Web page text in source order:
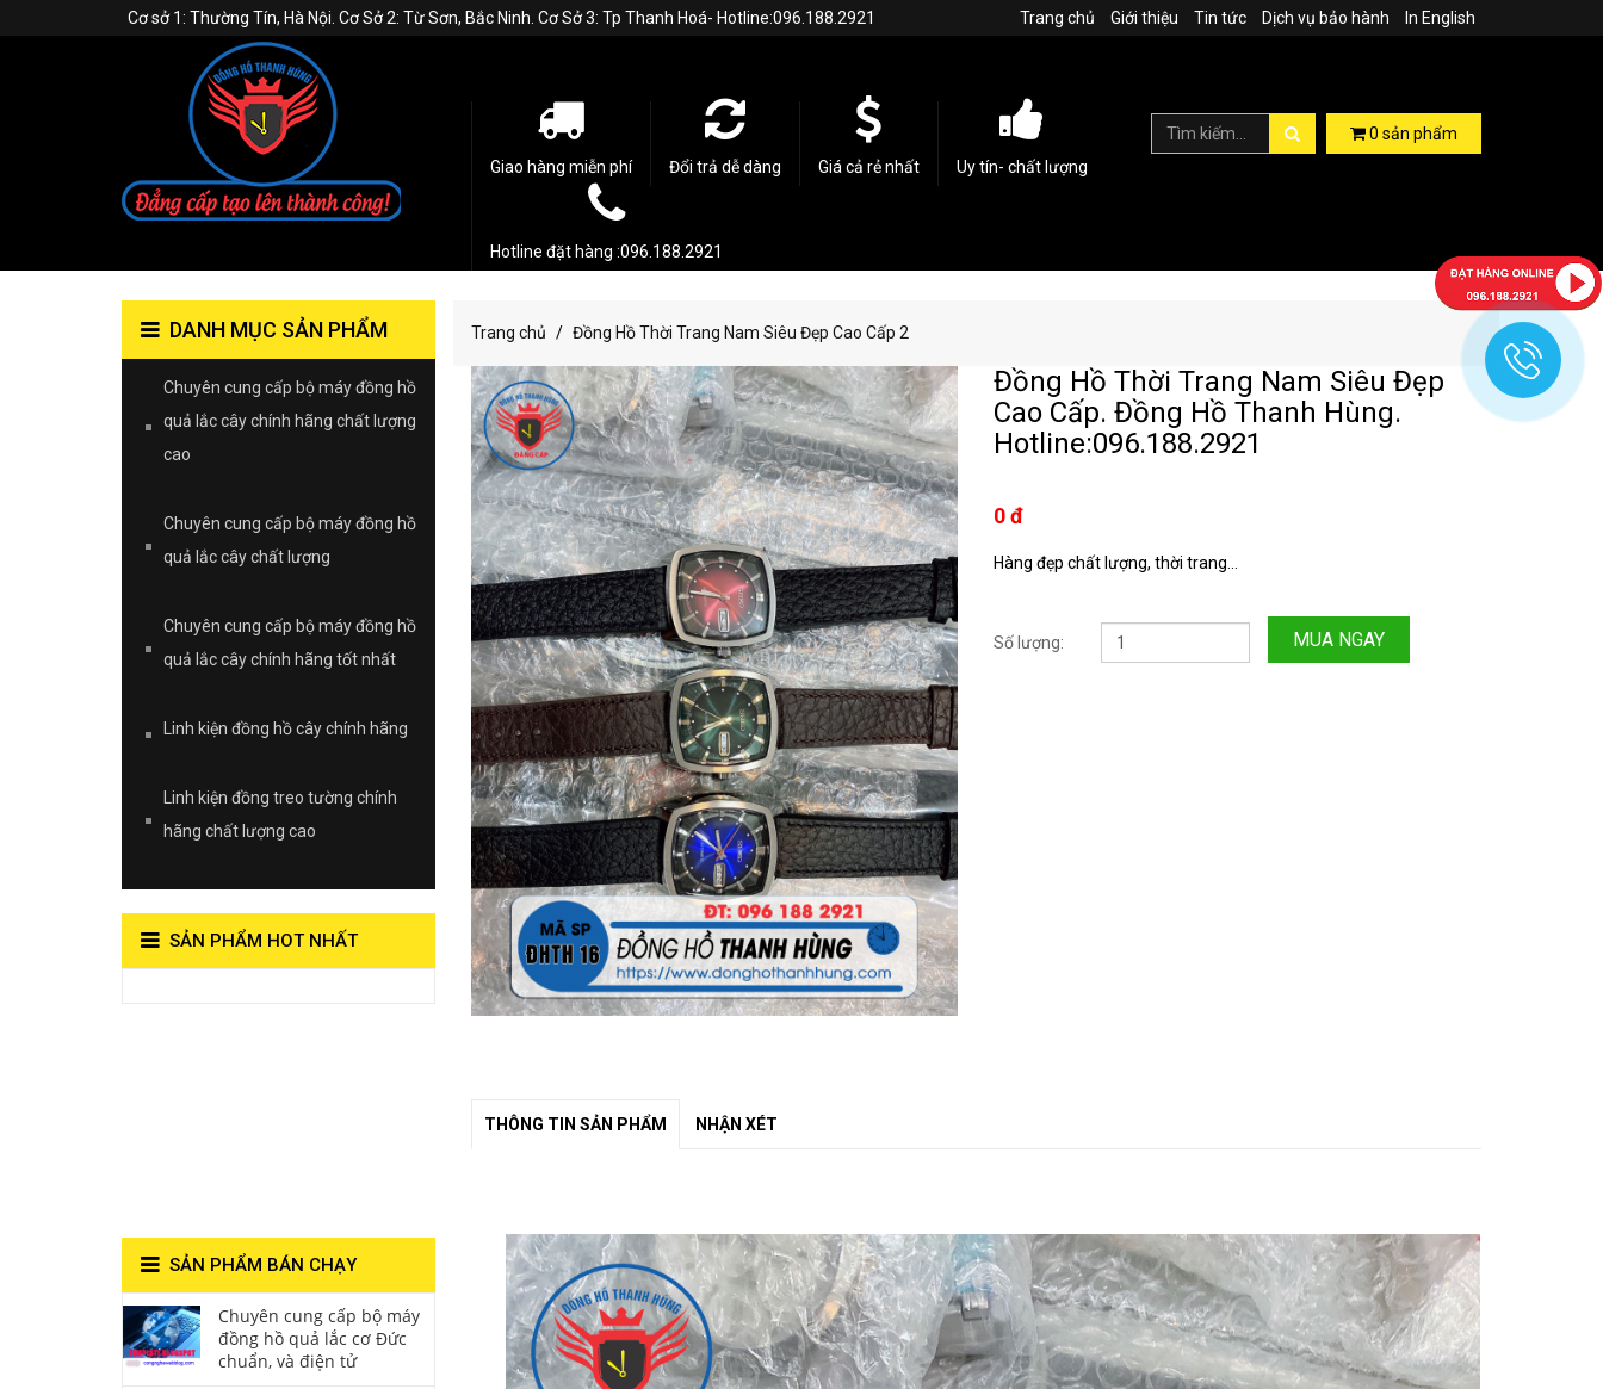
Trang chủ Giới thiệu Tin tức Dịch vụ bảo hành In English
Cơ sở 1: Thường Tín, Hà Nội. Cơ Sở 2: Từ Sơn, Bắc Ninh. Cơ Sở 3: Tp Thanh Hoá- Hotline:096.188.2921
Giao hàng miễn phí Đổi trả dễ dàng Giá cả rẻ nhất Uy tín- chất lượng
Hotline đặt hàng :096.188.2921
0 sản phẩm
Trang chủ Đồng Hồ Thời Trang Nam Siêu Đẹp Cao Cấp 2
Đồng Hồ Thời Trang Nam Siêu Đẹp
Cao Cấp. Đồng Hồ Thanh Hùng.
Hotline:096.188.2921
0 đ
Hàng đẹp chất lượng, thời trang...
Số lượng: MUA NGAY
THÔNG TIN SẢN PHẨM NHẬN XÉT
DANH MỤC SẢN PHẨM
Chuyên cung cấp bộ máy đồng hồ
quả lắc cây chính hãng chất lượng
cao
Chuyên cung cấp bộ máy đồng hồ
quả lắc cây chất lượng
Chuyên cung cấp bộ máy đồng hồ
quả lắc cây chính hãng tốt nhất
Linh kiện đồng hồ cây chính hãng
Linh kiện đồng treo tường chính
hãng chất lượng cao
SẢN PHẨM HOT NHẤT
SẢN PHẨM BÁN CHẠY
Chuyên cung cấp bộ máy
đồng hồ quả lắc cơ Đức
chuẩn, và điện tử